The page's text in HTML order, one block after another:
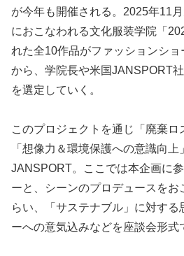
が今年も開催される。2025年11
におこなわれる文化服装学院「
れた全10作品がファッションシ
から、学院長や米国JANSPORT
を選定していく。
このプロジェクトを通じ「廃棄
「想像力＆環境保護への意識向
JANSPORT。ここでは本企画に
ーと、シーンのプロデュースをお
らい、「サステナブル」に対する
ーへの意気込みなどを座談会形式